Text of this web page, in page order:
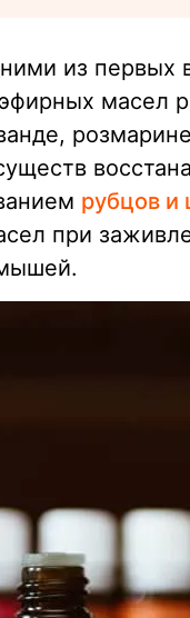
из первых
масел
рубцов и
при